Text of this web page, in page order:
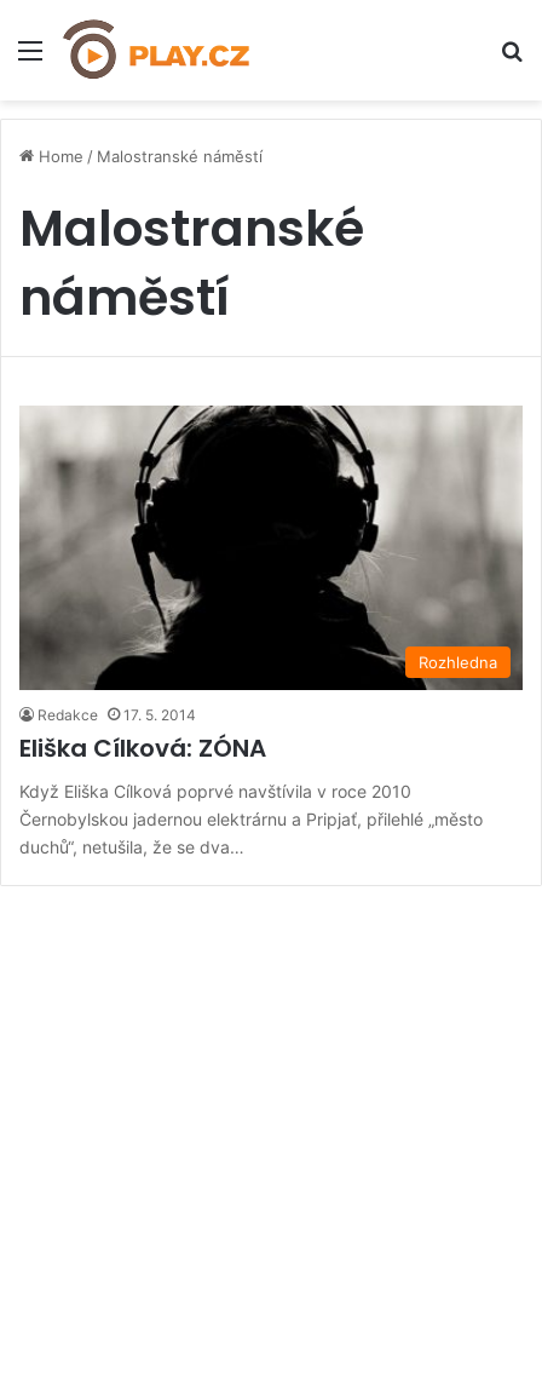
Menu
Home / Malostranské náměstí
Malostranské
náměstí
Rozhledna
Redakce 17. 5. 2014
Eliška Cílková: ZÓNA
Když Eliška Cílková poprvé navštívila v roce 2010
Černobylskou jadernou elektrárnu a Pripjať, přilehlé „město
duchů“, netušila, že se dva…